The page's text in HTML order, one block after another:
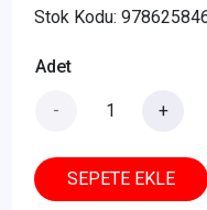
Stok Kodu:
Adet
- +
SEPETE EKLE